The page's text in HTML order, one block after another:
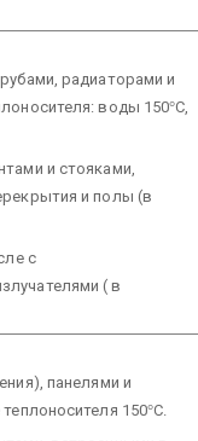
радиаторами и
воды 150°С,
и стояками,
и полы (в
с
( в
панелями и
150°С.